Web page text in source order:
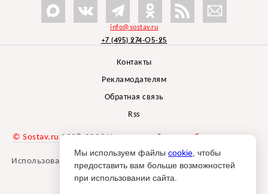
info@sostav.ru
+7 (495) 274-05-25
Контакты
Рекламодателям
Обратная связь
Rss
© Sostav.ru 1998-2026 Независимый проектбрендингового
агентства Depot
Использование материалов Sostav.ru допустимо только при
указании источника.
Мы используем файлы cookie , чтобы
предоставить вам больше возможностей
при использовании сайта.